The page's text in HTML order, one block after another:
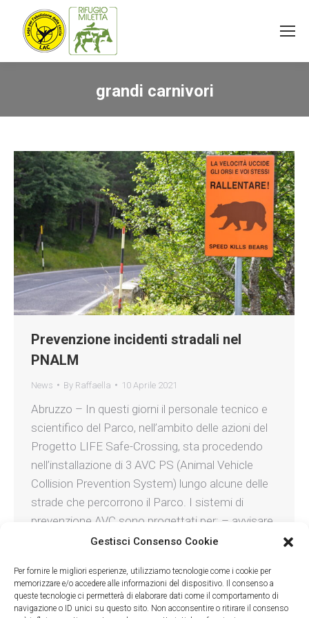
Gestisci Consenso Cookie
Per fornire le migliori esperienze, utilizziamo tecnologie come i cookie per
memorizzare e/o accedere alle informazioni del dispositivo. Il consenso a
queste tecnologie ci permetterà di elaborare dati come il comportamento di
navigazione o ID unici su questo sito. Non acconsentire o ritirare il consenso
grandi carnivori
Prevenzione incidenti stradali nel
PNALM
News By Raffaella 10 Aprile 2021
Abruzzo – In questi giorni il personale tecnico e
scientifico del Parco, nell’ambito delle azioni del
Progetto LIFE Safe-Crossing, sta procedendo
nell’installazione di 3 AVC PS (Animal Vehicle
Collision Prevention System) lungo alcune delle
strade che percorrono il Parco. I sistemi di
prevenzione AVC sono progettati per: – avvisare
i guidatori in caso di presenza…